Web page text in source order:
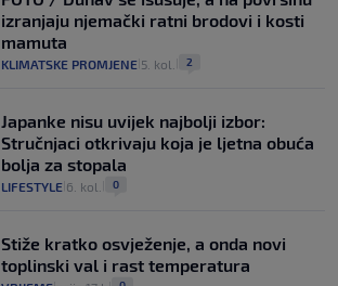
izranjaju njemački ratni brodovi i kosti
mamuta
KLIMATSKE PROMJENE 5. kol. 2
Japanke nisu uvijek najbolji izbor:
Stručnjaci otkrivaju koja je ljetna obuća
bolja za stopala
LIFESTYLE 6. kol. 0
Stiže kratko osvježenje, a onda novi
toplinski val i rast temperatura